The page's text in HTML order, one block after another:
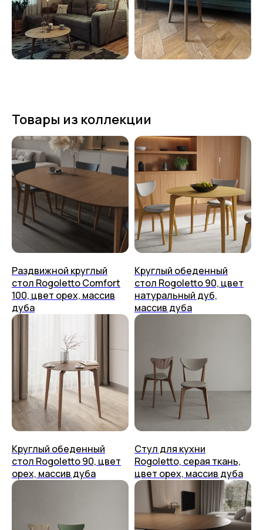
Товары из коллекции
Раздвижной круглый
стол Rogoletto Comfort
100, цвет орех, массив
дуба
Круглый обеденный
стол Rogoletto 90, цвет
натуральный дуб,
массив дуба
Круглый обеденный
стол Rogoletto 90, цвет
орех, массив дуба
Стул для кухни
Rogoletto, серая ткань,
цвет орех, массив дуба
placeithome@ya.ru
Контакты
+7 (499) 444-60-67
Дизайнерам
О нас
Возврат
Техподдержка
Гарантия и уход
Упаковка
Приём изделия
Способ оплаты
Аксессуары
Тумбы
Полки
Стулья
Столы